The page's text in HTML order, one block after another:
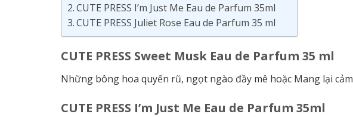
CUTE PRESS I’m Just Me Eau de Parfum 35ml
CUTE PRESS Juliet Rose Eau de Parfum 35 ml
CUTE PRESS Sweet Musk Eau de Parfum 35 ml
Những bông hoa quyến rũ, ngọt ngào đầy mê hoặc Mang lại
CUTE PRESS I’m Just Me Eau de Parfum 35ml